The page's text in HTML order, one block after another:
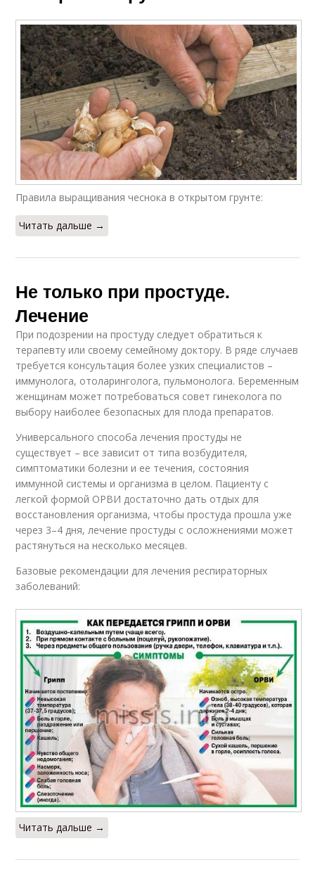
Правила выращивания чеснока в открытом грунте:
Читать дальше →
Не только при простуде.
Лечение
При подозрении на простуду следует обратиться к
терапевту или своему семейному доктору. В ряде случаев
требуется консультация более узких специалистов –
иммунолога, отоларинголога, пульмонолога. Беременным
женщинам может потребоваться совет гинеколога по
выбору наиболее безопасных для плода препаратов.
Универсального способа лечения простуды не
существует – все зависит от типа возбудителя,
симптоматики болезни и ее течения, состояния
иммунной системы и организма в целом. Пациенту с
легкой формой ОРВИ достаточно дать отдых для
восстановления организма, чтобы простуда прошла уже
через 3–4 дня, лечение простуды с осложнениями может
растянуться на несколько месяцев.
Базовые рекомендации для лечения респираторных
заболеваний:
Читать дальше →